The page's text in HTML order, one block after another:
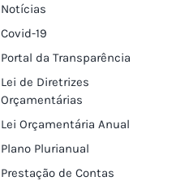
Notícias
Covid-19
Portal da Transparência
Lei de Diretrizes
Orçamentárias
Lei Orçamentária Anual
Plano Plurianual
Prestação de Contas